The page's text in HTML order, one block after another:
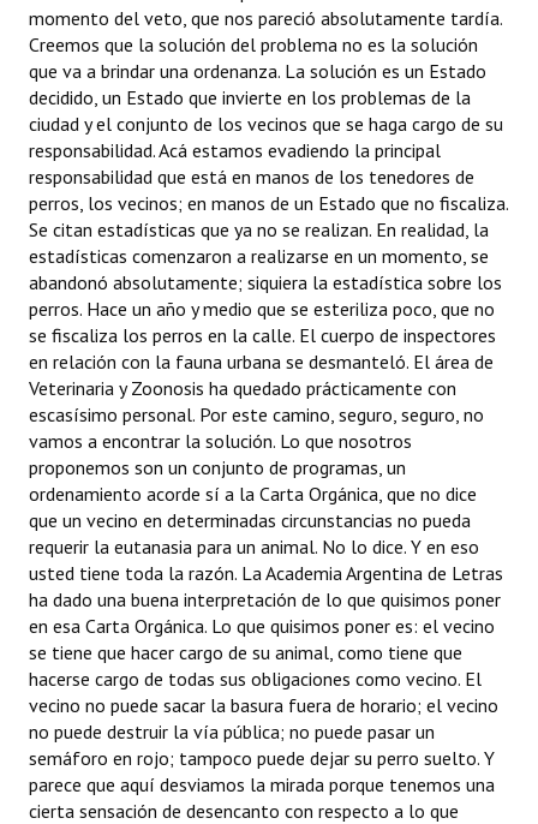
momento del veto, que nos pareció absolutamente tardía.
Creemos que la solución del problema no es la solución
que va a brindar una ordenanza. La solución es un Estado
decidido, un Estado que invierte en los problemas de la
ciudad y el conjunto de los vecinos que se haga cargo de su
responsabilidad. Acá estamos evadiendo la principal
responsabilidad que está en manos de los tenedores de
perros, los vecinos; en manos de un Estado que no fiscaliza.
Se citan estadísticas que ya no se realizan. En realidad, la
estadísticas comenzaron a realizarse en un momento, se
abandonó absolutamente; siquiera la estadística sobre los
perros. Hace un año y medio que se esteriliza poco, que no
se fiscaliza los perros en la calle. El cuerpo de inspectores
en relación con la fauna urbana se desmanteló. El área de
Veterinaria y Zoonosis ha quedado prácticamente con
escasísimo personal. Por este camino, seguro, seguro, no
vamos a encontrar la solución. Lo que nosotros
proponemos son un conjunto de programas, un
ordenamiento acorde sí a la Carta Orgánica, que no dice
que un vecino en determinadas circunstancias no pueda
requerir la eutanasia para un animal. No lo dice. Y en eso
usted tiene toda la razón. La Academia Argentina de Letras
ha dado una buena interpretación de lo que quisimos poner
en esa Carta Orgánica. Lo que quisimos poner es: el vecino
se tiene que hacer cargo de su animal, como tiene que
hacerse cargo de todas sus obligaciones como vecino. El
vecino no puede sacar la basura fuera de horario; el vecino
no puede destruir la vía pública; no puede pasar un
semáforo en rojo; tampoco puede dejar su perro suelto. Y
parece que aquí desviamos la mirada porque tenemos una
cierta sensación de desencanto con respecto a lo que